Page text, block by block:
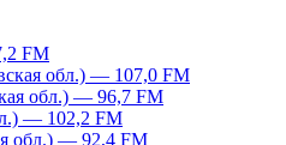
FM
обл.) — 107,0 FM
обл.) — 96,7 FM
— 102,2 FM
обл.) — 92,4 FM